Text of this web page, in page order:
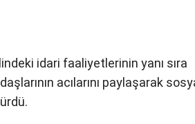
idari faaliyetlerinin yanı sıra
acılarını paylaşarak